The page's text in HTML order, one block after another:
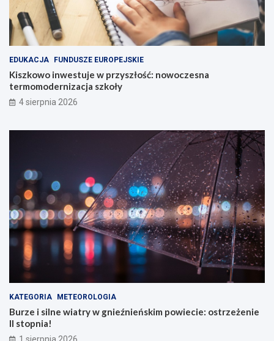
EDUKACJA FUNDUSZE EUROPEJSKIE
Kiszkowo inwestuje w przyszłość: nowoczesna
termomodernizacja szkoły
4 sierpnia 2026
KATEGORIA METEOROLOGIA
Burze i silne wiatry w gnieźnieńskim powiecie: ostrzeżenie
II stopnia!